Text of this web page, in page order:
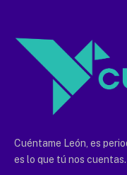
Cuéntame León, es
es lo que tú nos cuentas.